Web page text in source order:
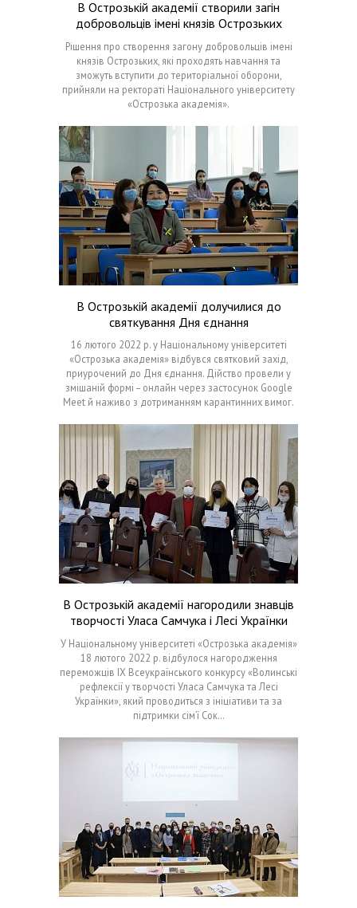
В Острозькій академії створили загін
добровольців імені князів Острозьких
Рішення про створення загону добровольців імені
князів Острозьких, які проходять навчання та
зможуть вступити до територіальної оборони,
прийняли на ректораті Національного університету
«Острозька академія».
В Острозькій академії долучилися до
святкування Дня єднання
16 лютого 2022 р. у Національному університеті
«Острозька академія» відбувся святковий захід,
приурочений до Дня єднання. Дійство провели у
змішаній формі – онлайн через застосунок Google
Meet й наживо з дотриманням карантинних вимог.
В Острозькій академії нагородили знавців
творчості Уласа Самчука і Лесі Українки
У Національному університеті «Острозька академія»
18 лютого 2022 р. відбулося нагородження
переможців IX Всеукраїнського конкурсу «Волинські
рефлексії у творчості Уласа Самчука та Лесі
Українки», який проводиться з ініціативи та за
підтримки сім’ї Сок…